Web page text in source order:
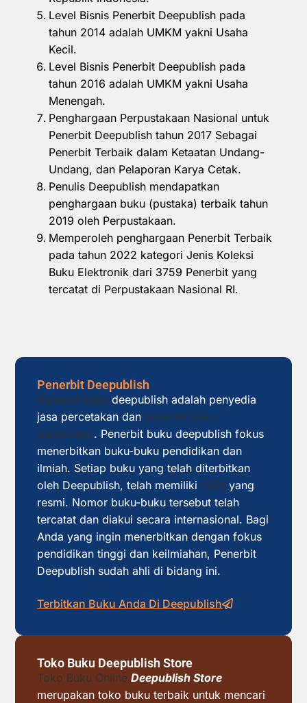
Level Bisnis Penerbit Deepublish pada
tahun 2014 adalah UMKM yakni Usaha
Kecil.
Level Bisnis Penerbit Deepublish pada
tahun 2016 adalah UMKM yakni Usaha
Menengah.
Penghargaan Perpustakaan Nasional untuk
Penerbit Deepublish tahun 2017 Sebagai
Penerbit Terbaik dalam Ketaatan Undang-
Undang, dan Pelaporan Karya Cetak.
Penulis Deepublish mendapatkan
penghargaan buku (pustaka) terbaik tahun
2019 oleh Perpustakaan.
Memperoleh penghargaan Penerbit Terbaik
pada tahun 2022 kategori Jenis Koleksi
Buku Elektronik dari 3759 Penerbit yang
tercatat di Perpustakaan Nasional RI.
Penerbit Deepublish
Penerbit buku deepublish adalah penyedia
jasa percetakan dan penerbit buku
pendidikan. Penerbit buku deepublish fokus
menerbitkan buku-buku pendidikan dan
ilmiah. Setiap buku yang telah diterbitkan
oleh Deepublish, telah memiliki ISBN yang
resmi. Nomor buku-buku tersebut telah
tercatat dan diakui secara internasional. Bagi
Anda yang ingin menerbitkan dengan fokus
pendidikan tinggi dan keilmiahan, Penerbit
Deepublish sudah ahli di bidang ini.
Terbitkan Buku Anda Di Deepublish
Toko Buku Deepublish Store
Toko Buku Online Deepublish Store
merupakan toko buku terbaik untuk mencari